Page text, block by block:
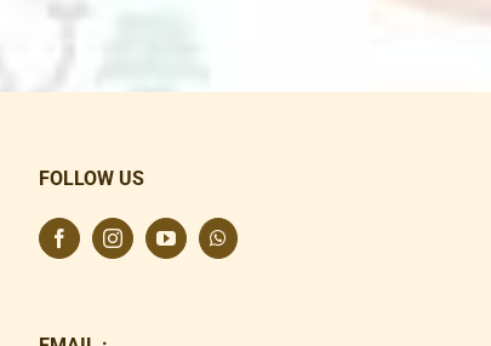
FOLLOW US